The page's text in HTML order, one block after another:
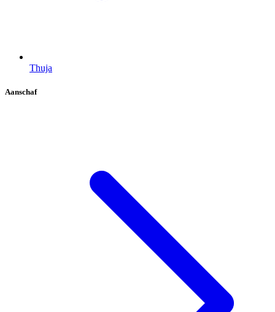
Thuja
Aanschaf